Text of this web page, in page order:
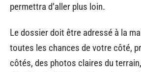
permettra d’aller plus loin.
Le dossier doit être adressé à la
toutes les chances de votre côté,
côtés, des photos claires du